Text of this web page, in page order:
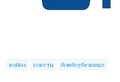
война советы бомбоубежище